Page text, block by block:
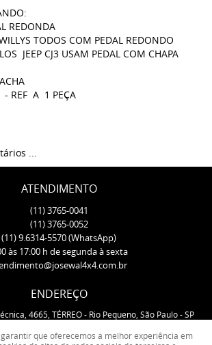
REDONDA
TODOS COM PEDAL REDONDO
JEEP CJ3 USAM PEDAL COM CHAPA
- REF A 1 PEÇA
...
ATENDIMENTO
(11)3765-0041
(11)3765-0052
(11)9.6314-5570(WhatsApp)
às 17:00 h de segunda à sexta
ENDEREÇO
4665, TÉRREO- Rio Pequeno, São Paulo-SP
que oferecemos a melhor experiência em